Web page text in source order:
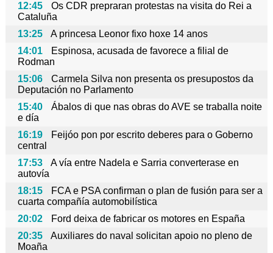
12:45
Os CDR prepraran protestas na visita do Rei a
Cataluña
13:25
A princesa Leonor fixo hoxe 14 anos
14:01
Espinosa, acusada de favorece a filial de
Rodman
15:06
Carmela Silva non presenta os presupostos da
Deputación no Parlamento
15:40
Ábalos di que nas obras do AVE se traballa noite
e día
16:19
Feijóo pon por escrito deberes para o Goberno
central
17:53
A vía entre Nadela e Sarria converterase en
autovía
18:15
FCA e PSA confirman o plan de fusión para ser a
cuarta compañía automobilística
20:02
Ford deixa de fabricar os motores en España
20:35
Auxiliares do naval solicitan apoio no pleno de
Moaña